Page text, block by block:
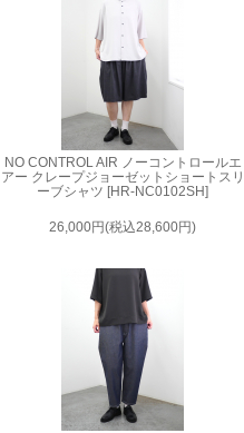
NO CONTROL AIR ノーコントロールエ
アー クレープジョーゼットショートスリ
ーブシャツ [HR-NC0102SH]
26,000円(税込28,600円)